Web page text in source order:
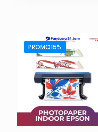
PROMO15%